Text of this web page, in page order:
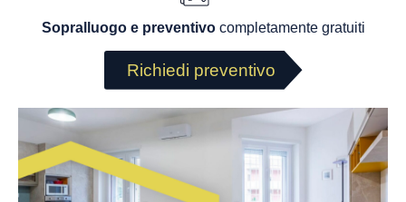
Sopralluogo e preventivocompletamente gratuiti
Richiedi preventivo